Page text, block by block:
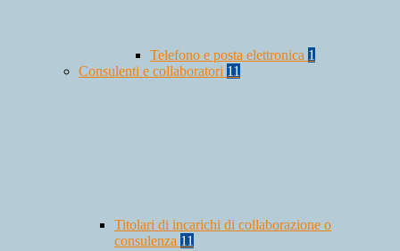
Telefono e posta elettronica 1
Consulenti e collaboratori 11
Titolari di incarichi di collaborazione o
consulenza 11